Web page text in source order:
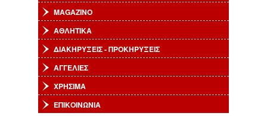
MAGAZINO
ΑΘΛΗΤΙΚΑ
ΔΙΑΚΗΡΥΞΕΙΣ - ΠΡΟΚΗΡΥΞΕΙΣ
ΑΓΓΕΛΙΕΣ
ΧΡΗΣΙΜΑ
ΕΠΙΚΟΙΝΩΝΙΑ